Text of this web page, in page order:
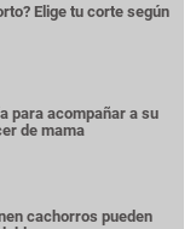
Elige tu corte según
para acompañar a su
de mama
cachorros pueden